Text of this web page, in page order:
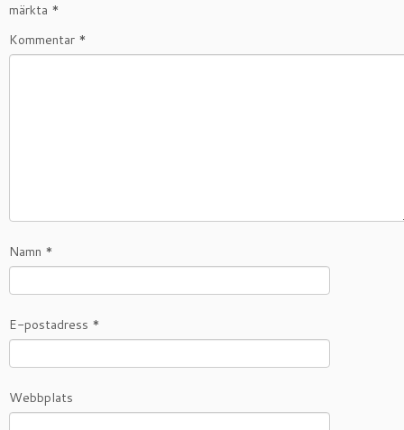
märkta *
Kommentar *
Namn *
E-postadress *
Webbplats